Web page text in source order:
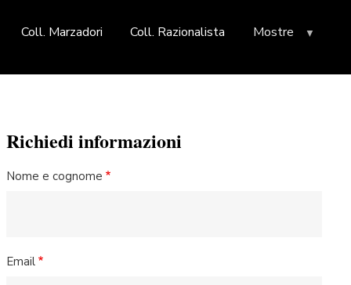
Coll. Marzadori Coll. Razionalista Mostre
Richiedi informazioni
Nome e cognome
Email